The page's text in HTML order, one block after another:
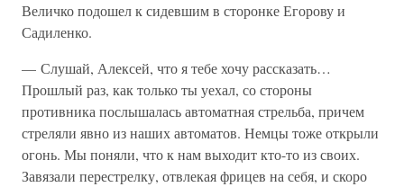
Величко подошел к сидевшим в сторонке Егорову и
Садиленко.
— Слушай, Алексей, что я тебе хочу рассказать…
Прошлый раз, как только ты уехал, со стороны
противника послышалась автоматная стрельба, причем
стреляли явно из наших автоматов. Немцы тоже открыли
огонь. Мы поняли, что к нам выходит кто-то из своих.
Завязали перестрелку, отвлекая фрицев на себя, и скоро